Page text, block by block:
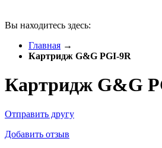
Вы находитесь здесь:
Главная →
Картридж G&G PGI-9R
Картридж G&G
Отправить другу
Добавить отзыв